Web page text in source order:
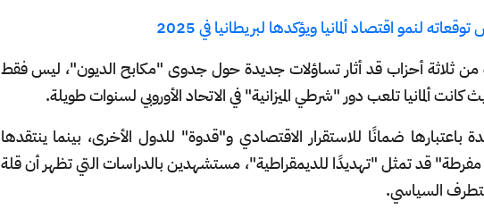
لنمو اقتصاد ألمانيا ويؤكدها لبريطانيا في 2025
من ثلاثة أحزاب قد أثار تساؤلات جديدة حول جدوى "مكابح الديون"، ليس فقط
كانت ألمانيا تلعب دور "شرطي الميزانية" في الاتحاد الأوروبي لسنوات طويلة.
باعتبارها ضمانًا للاستقرار الاقتصادي و"قدوة" للدول الأخرى، بينما ينتقدها
مفرطة" قد تمثل "تهديدًا للديمقراطية"، مستشهدين بالدراسات التي تظهر أن قلة
السياسي.